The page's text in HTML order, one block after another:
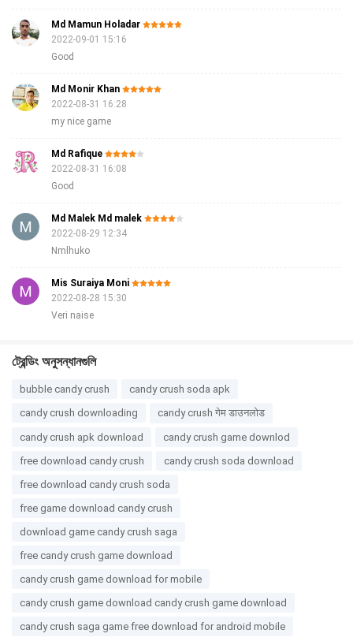
Md Mamun Holadar
2022-09-01 15:16
Good
Md Monir Khan
2022-08-31 16:28
my nice game
Md Rafique
2022-08-31 16:08
Good
Md Malek Md malek
2022-08-29 12:34
Nmlhuko
Mis Suraiya Moni
2022-08-28 15:30
Veri naise
ট্রেন্ডিং অনুসন্ধানগুলি
bubble candy crush
candy crush soda apk
candy crush downloading
candy crush गेम डाउनलोड
candy crush apk download
candy crush game downlod
free download candy crush
candy crush soda download
free download candy crush soda
free game download candy crush
download game candy crush saga
free candy crush game download
candy crush game download for mobile
candy crush game download candy crush game download
candy crush saga game free download for android mobile